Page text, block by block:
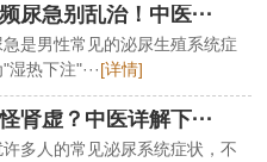
尿急别乱治！中医···
是男性常见的泌尿生殖系统症
热下注"···[详情]
肾虚？中医详解下···
多人的常见泌尿系统症状，不